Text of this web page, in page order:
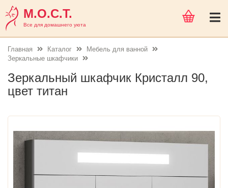
М.О.С.Т.
Все для домашнего уюта
Главная Каталог
Мебель для ванной
Зеркальные шкафчики
Зеркальный шкафчик Кристалл 90,
цвет титан